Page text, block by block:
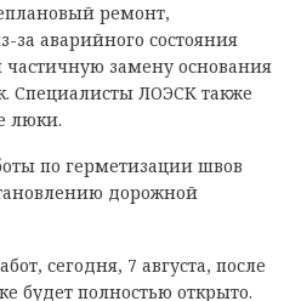
ремонт,
за аварийного состояния
замену основания
Специалисты ЛОЭСК также
люки.
по герметизации швов
дорожной
сегодня, 7 августа, после
будет полностью открыто.